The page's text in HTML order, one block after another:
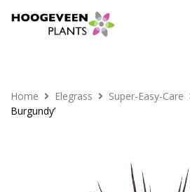
Home Elegrass Super-Easy-Care
Burgundy’